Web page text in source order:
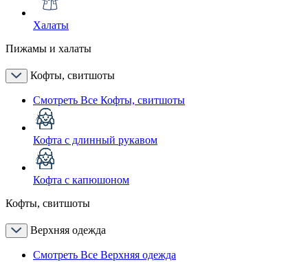
Халаты
Пижамы и халаты
Кофты, свитшоты
Смотреть Все Кофты, свитшоты
Кофта с длинный рукавом
Кофта с капюшоном
Кофты, свитшоты
Верхняя одежда
Смотреть Все Верхняя одежда